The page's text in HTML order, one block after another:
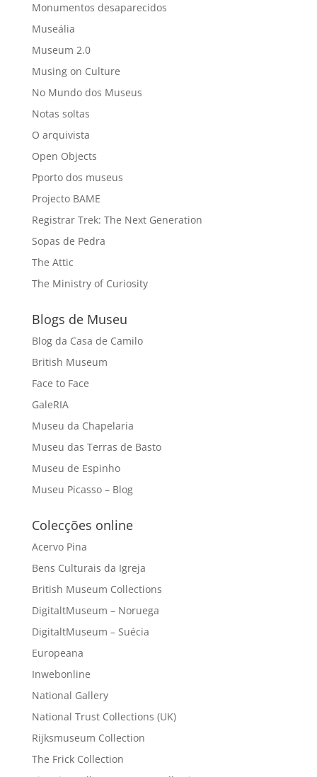
Monumentos desaparecidos
Museália
Museum 2.0
Musing on Culture
No Mundo dos Museus
Notas soltas
O arquivista
Open Objects
Pporto dos museus
Projecto BAME
Registrar Trek: The Next Generation
Sopas de Pedra
The Attic
The Ministry of Curiosity
Blogs de Museu
Blog da Casa de Camilo
British Museum
Face to Face
GaleRIA
Museu da Chapelaria
Museu das Terras de Basto
Museu de Espinho
Museu Picasso – Blog
Colecções online
Acervo Pina
Bens Culturais da Igreja
British Museum Collections
DigitaltMuseum – Noruega
DigitaltMuseum – Suécia
Europeana
Inwebonline
National Gallery
National Trust Collections (UK)
Rijksmuseum Collection
The Frick Collection